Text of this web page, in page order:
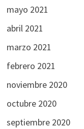
mayo 2021
abril 2021
marzo 2021
febrero 2021
noviembre 2020
octubre 2020
septiembre 2020